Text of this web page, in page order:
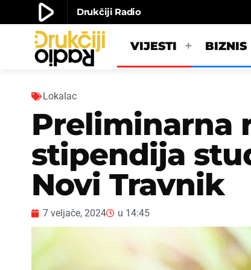
play_arrow Drukčiji Radio
play_arrow Drukčiji radioVIJESTI BIZNIS
Lokalac
Preliminarna
stipendija
Novi Travnik
7 veljače, 2024 u 14:45